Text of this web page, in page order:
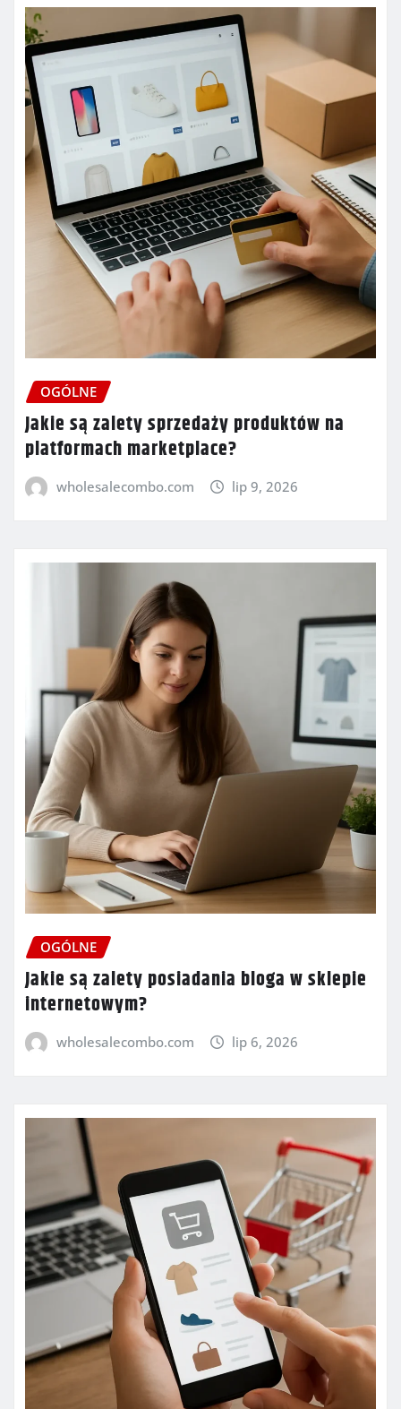
OGÓLNE
Jakie są zalety sprzedaży produktów na
platformach marketplace?
wholesalecombo.com lip 9, 2026
OGÓLNE
Jakie są zalety posiadania bloga w sklepie
internetowym?
wholesalecombo.com lip 6, 2026